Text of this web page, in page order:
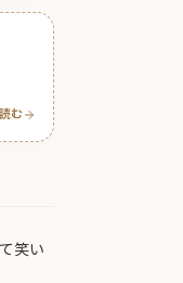
む
笑い